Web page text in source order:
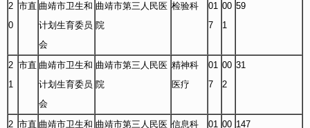
2
0
市直 曲靖市卫生和
计划生育委员
会
曲靖市第三人民医
院
检验科
01
7
00
1
59
2
1
市直 曲靖市卫生和
计划生育委员
会
曲靖市第三人民医
院
精神科
医疗
01
7
00
2
31
2 市直 曲靖市卫生和 曲靖市第三人民医 信息科
01 00 147